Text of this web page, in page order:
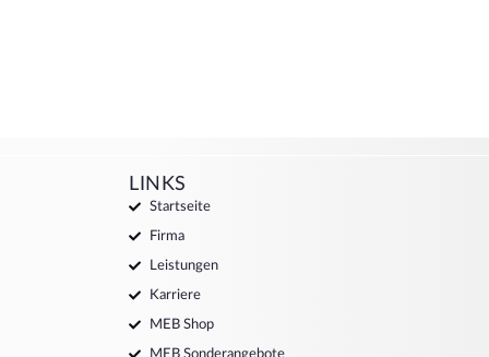
LINKS
Startseite
Firma
Leistungen
Karriere
MEB Shop